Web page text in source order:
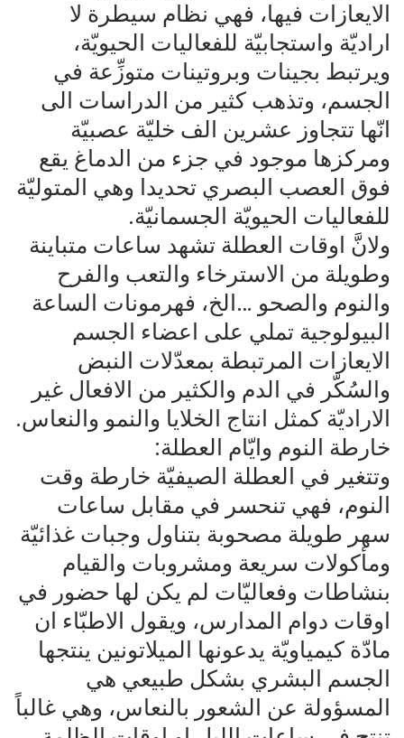
الايعازات فيها، فهي نظام سيطرة لا
اراديّة واستجابيّة للفعاليات الحيويّة،
ويرتبط بجينات وبروتينات متوزِّعة في
الجسم، وتذهب كثير من الدراسات الى
انّها تتجاوز عشرين الف خليّة عصبيّة
ومركزها موجود في جزء من الدماغ يقع
فوق العصب البصري تحديدا وهي المتوليّة
للفعاليات الحيويّة الجسمانيّة.
ولانَّ اوقات العطلة تشهد ساعات متباينة
وطويلة من الاسترخاء والتعب والفرح
والنوم والصحو …الخ، فهرمونات الساعة
البيولوجية تملي على اعضاء الجسم
الايعازات المرتبطة بمعدّلات النبض
والسُكّر في الدم والكثير من الافعال غير
الاراديّة كمثل انتاج الخلايا والنمو والنعاس.
خارطة النوم وايّام العطلة:
وتتغير في العطلة الصيفيّة خارطة وقت
النوم، فهي تنحسر في مقابل ساعات
سهر طويلة مصحوبة بتناول وجبات غذائيّة
ومأكولات سريعة ومشروبات والقيام
بنشاطات وفعاليّات لم يكن لها حضور في
اوقات دوام المدارس، ويقول الاطبّاء ان
مادّة كيمياويّة يدعونها الميلاتونين ينتجها
الجسم البشري بشكل طبيعي هي
المسؤولة عن الشعور بالنعاس، وهي غالباً